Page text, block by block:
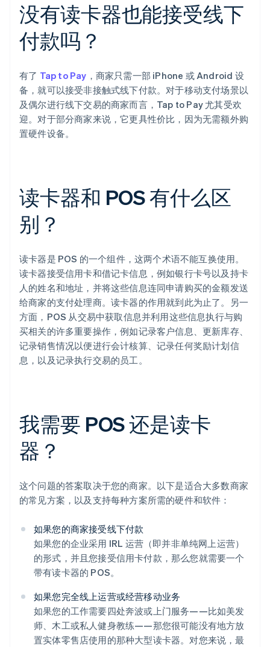
没有读卡器也能接受线下
付款吗？
有了 Tap to Pay ，商家只需一部 iPhone 或 Android 设
备，就可以接受非接触式线下付款。对于移动支付场景以
及偶尔进行线下交易的商家而言，Tap to Pay 尤其受欢
迎。对于部分商家来说，它更具性价比，因为无需额外购
置硬件设备。
读卡器和 POS 有什么区
别？
读卡器是 POS 的一个组件，这两个术语不能互换使用。
读卡器接受信用卡和借记卡信息，例如银行卡号以及持卡
人的姓名和地址，并将这些信息连同申请购买的金额发送
给商家的支付处理商。读卡器的作用就到此为止了。另一
方面，POS 从交易中获取信息并利用这些信息执行与购
买相关的许多重要操作，例如记录客户信息、更新库存、
记录销售情况以便进行会计核算、记录任何奖励计划信
息，以及记录执行交易的员工。
我需要 POS 还是读卡
器？
这个问题的答案取决于您的商家。以下是适合大多数商家
的常见方案，以及支持每种方案所需的硬件和软件：
如果您的商家接受线下付款
如果您的企业采用 IRL 运营（即并非单纯网上运营）
的形式，并且您接受信用卡付款，那么您就需要一个
带有读卡器的 POS。
如果您完全线上运营或经营移动业务
如果您的工作需要四处奔波或上门服务——比如美发
师、木工或私人健身教练——那您很可能没有地方放
置实体零售店使用的那种大型读卡器。对您来说，最